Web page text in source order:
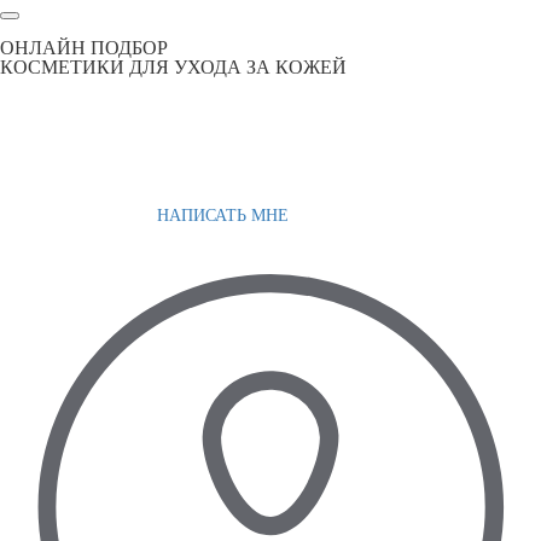
ОНЛАЙН ПОДБОР
КОСМЕТИКИ ДЛЯ УХОДА ЗА КОЖЕЙ
НАПИСАТЬ МНЕ